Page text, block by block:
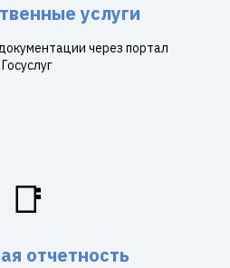
услуги
через портал
Госуслуг
📑
отчетность